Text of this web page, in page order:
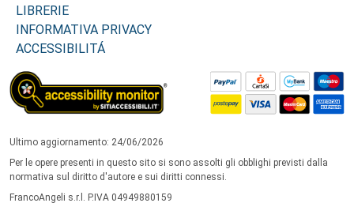
LIBRERIE
INFORMATIVA PRIVACY
ACCESSIBILITÁ
Ultimo aggiornamento: 24/06/2026
Per le opere presenti in questo sito si sono assolti gli obblighi previsti dalla
normativa sul diritto d'autore e sui diritti connessi.
FrancoAngeli s.r.l. P.IVA 04949880159